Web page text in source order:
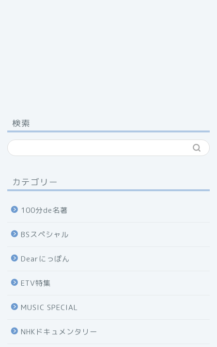
検索
カテゴリー
100分de名著
BSスペシャル
Dearにっぽん
ETV特集
MUSIC SPECIAL
NHKドキュメンタリー